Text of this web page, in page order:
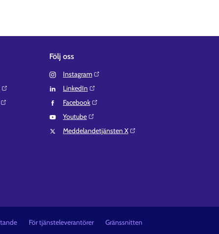
Följ oss
Instagram⁠
LinkedIn⁠
Facebook⁠
Youtube⁠
Meddelandetjänsten X⁠
För tjänsteleverantörer Gränssnitten